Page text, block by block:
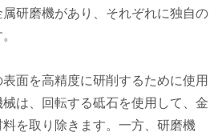
研磨機があり、それぞれに独自の
面を高精度に研削するために使用
は、回転する砥石を使用して、金
を取り除きます。一方、研磨機